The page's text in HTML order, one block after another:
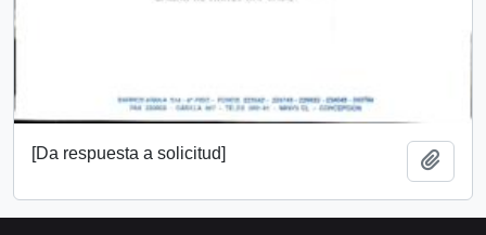
[Da respuesta a solicitud]